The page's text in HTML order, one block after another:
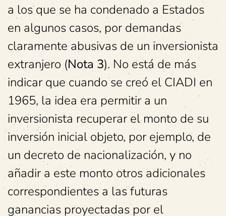
a los que se ha condenado a Estados
en algunos casos, por demandas
claramente abusivas de un inversionista
extranjero (Nota 3). No está de más
indicar que cuando se creó el CIADI en
1965, la idea era permitir a un
inversionista recuperar el monto de su
inversión inicial objeto, por ejemplo, de
un decreto de nacionalización, y no
añadir a este monto otros adicionales
correspondientes a las futuras
ganancias proyectadas por el